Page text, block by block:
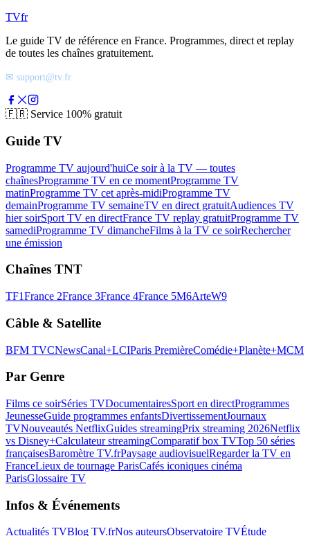
TVfr
Le guide TV de référence en France. Programmes, direct et replay
de toutes les chaînes gratuitement.
✉ support@tv.fr
🇫🇷 Service 100% gratuit
Guide TV
Programme TV aujourd'huiCe soir à la TV — toutes
chaînesProgramme TV en ce momentProgramme TV
matinProgramme TV cet après-midiProgramme TV
demainProgramme TV semaineTV en direct gratuitAudiences TV
hier soirSport TV en directFrance TV replay gratuitProgramme TV
samediProgramme TV dimancheFilms à la TV ce soirRechercher
une émission
Chaînes TNT
TF1France 2France 3France 4France 5M6ArteW9
Câble & Satellite
BFM TVCNewsCanal+LCIParis PremièreComédie+Planète+MCM
Par Genre
Films ce soirSéries TVDocumentairesSport en directProgrammes
JeunesseGuide programmes enfantsDivertissementJournaux
TVNouveautés NetflixGuides streamingPrix streaming 2026Netflix
vs Disney+Calculateur streamingComparatif box TVTop 50 séries
françaisesBaromètre TV.frPaysage audiovisuelRegarder la TV en
FranceLieux de tournage ParisCafés iconiques cinéma
ParisGlossaire TV
Infos & Événements
Actualités TVBlog TV.frNos auteursObservatoire TVÉtude